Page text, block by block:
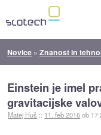
Novice »Znanost in
Einstein je imel
gravitacijske
Matej Huš :: 11. feb 2016ob